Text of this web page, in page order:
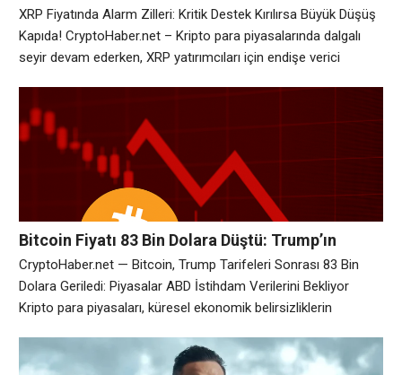
Başından Bu Yana Durgun!
XRP Fiyatında Alarm Zilleri: Kritik Destek Kırılırsa Büyük Düşüş
Kapıda! CryptoHaber.net – Kripto para piyasalarında dalgalı
seyir devam ederken, XRP yatırımcıları için endişe verici
bir düşüş trendine girebilir. Özellikle XRP Ledger ağındaki
büyümenin durma noktasına gelmesi, düşüş riskini ciddi
Bitcoin Fiyatı 83 Bin Dolara Düştü: Trump’ın
Tarifeleri ve ABD İstihdam Verileri Gündemde
CryptoHaber.net — Bitcoin, Trump Tarifeleri Sonrası 83 Bin
Dolara Geriledi: Piyasalar ABD İstihdam Verilerini Bekliyor
Kripto para piyasaları, küresel ekonomik belirsizliklerin
Donald Trump’ın ithalata yönelik ağır tarifeler açıklaması,